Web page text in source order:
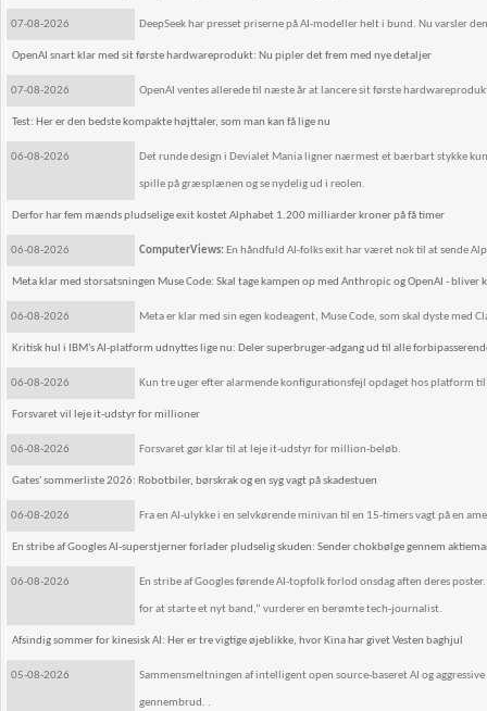
07-08-2026 DeepSeek har presset priserne på AI-modeller helt i bund. Nu varsler
OpenAI snart klar med sit første hardwareprodukt: Nu pipler det frem med nye detaljer
07-08-2026 OpenAI ventes allerede til næste år at lancere sit første
Test: Her er den bedste kompakte højttaler, som man kan få lige nu
06-08-2026 Det runde design i Devialet Mania ligner nærmest et bærbart stykke
spille på græsplænen og se nydelig ud i reolen.
Derfor har fem mænds pludselige exit kostet Alphabet 1.200 milliarder kroner på få timer
06-08-2026 ComputerViews: En håndfuld AI-folks exit har været nok til at sende
Meta klar med storsatsningen Muse Code: Skal tage kampen op med Anthropic og OpenAI - bliver
06-08-2026 Meta er klar med sin egen kodeagent, Muse Code, som skal dyste med
Kritisk hul i IBM's AI-platform udnyttes lige nu: Deler superbruger-adgang ud til alle
06-08-2026 Kun tre uger efter alarmende konfigurationsfejl opdaget hos platform
Forsvaret vil leje it-udstyr for millioner
06-08-2026 Forsvaret gør klar til at leje it-udstyr for million-beløb.
Gates' sommerliste 2026: Robotbiler, børskrak og en syg vagt på skadestuen
06-08-2026 Fra en AI-ulykke i en selvkørende minivan til en 15-timers vagt på en
En stribe af Googles AI-superstjerner forlader pludselig skuden: Sender chokbølge gennem
06-08-2026 En stribe af Googles førende AI-topfolk forlod onsdag aften deres
for at starte et nyt band,” vurderer en berømte tech-journalist.
Afsindig sommer for kinesisk AI: Her er tre vigtige øjeblikke, hvor Kina har givet Vesten baghjul
05-08-2026 Sammensmeltningen af intelligent open source-baseret AI og
gennembrud. .